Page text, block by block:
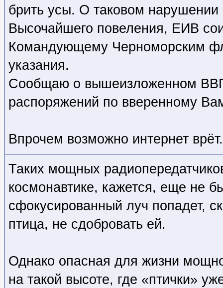
брить усы. О таковом
Высочайшего повеления, ЕИВ
Командующему Черноморским
указания.
Сообщаю о вышеизложенном
распоряжений по вверенному
Впрочем возможно интернет врёт.
Таких мощных
космонавтике, кажется, еще не
сфокусированный луч попадет,
птица, не сдобровать ей.
Однако опасная для жизни
на такой высоте, где «птички»